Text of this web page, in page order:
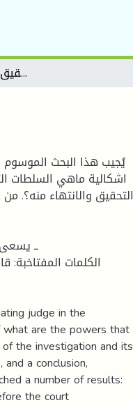
سلطات قاضي التحقيق في التحقيق الابتدائي
يُجيب هذا البحث
اشكالية ماهي السلطات
التحقيق والانتهاء منه؟.
ــ
الكلمات المفتاخبة:
judge in the
are the powers that
the investigation and its
a conclusion,
a number of results:
the court